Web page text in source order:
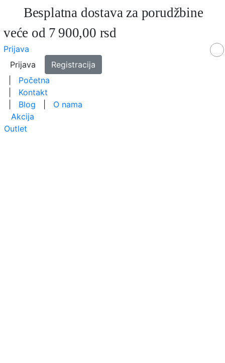
Besplatna dostava za porudžbine
veće od 7 900,00 rsd
Prijava
Prijava
Registracija
Početna
Kontakt
Blog
O nama
Akcija
Outlet